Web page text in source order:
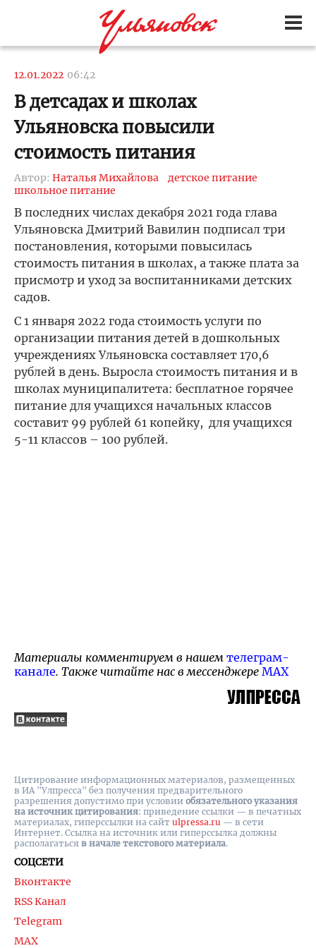
12.01.2022 06:42
В детсадах и школах
Ульяновска повысили
стоимость питания
Автор: Наталья Михайлова
детское питание
школьное питание
В последних числах декабря 2021 года глава
Ульяновска Дмитрий Вавилин подписал три
постановления, которыми повысилась
стоимость питания в школах, а также плата за
присмотр и уход за воспитанниками детских
садов.
С 1 января 2022 года стоимость услуги по
организации питания детей в дошкольных
учреждениях Ульяновска составляет 170,6
рублей в день. Выросла стоимость питания и в
школах муниципалитета: бесплатное горячее
питание для учащихся начальных классов
составит 99 рублей 61 копейку, для учащихся
5-11 классов – 100 рублей.
Материалы комментируем в нашем телеграм-
канале. Также читайте нас в мессенджере MAX
СОЦСЕТИ
Вконтакте
RSS Канал
Telegram
MAX
Цитирование информационных материалов, размещенных
в ИА "Улпресса" без получения предварительного
разрешения допустимо при условии обязательного указания
на источник цитирования: приведение ссылки — в печатных
материалах, гиперссылки на cайт ulpressa.ru — в сети
Интернет. Ссылка на источник или гиперссылка должны
располагаться в начале текстового материала.